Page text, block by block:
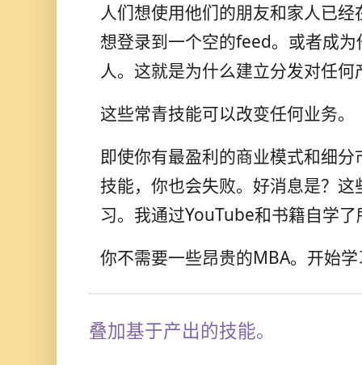
人们想使用他们的朋友和家人已
想登录到一个空的feed。或者成
人。这就是为什么建立分发对任
这些常青技能可以改变任何业务。
即使你有最盈利的商业模式和细
技能，你也会失败。好消息是？
习。我通过YouTube和书籍自学
你不需要一些昂贵的MBA。开始
叠加基于产出的技能。